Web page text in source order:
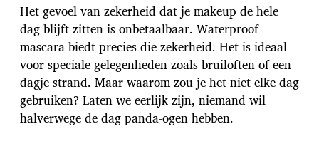
Het gevoel van zekerheid dat je makeup de hele
dag blijft zitten is onbetaalbaar. Waterproof
mascara biedt precies die zekerheid. Het is ideaal
voor speciale gelegenheden zoals bruiloften of een
dagje strand. Maar waarom zou je het niet elke dag
gebruiken? Laten we eerlijk zijn, niemand wil
halverwege de dag panda-ogen hebben.